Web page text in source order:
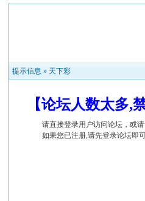
提示信息 » 天下彩
【论坛人数太多
请直接登录用户访问论坛，或请
如果您已注册,请先登录论坛即